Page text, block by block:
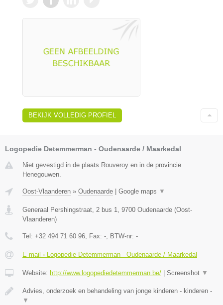
BEKIJK VOLLEDIG PROFIEL
Logopedie Detemmerman - Oudenaarde / Maarkedal
Niet gevestigd in de plaats Rouveroy en in de provincie
Henegouwen.
Oost-Vlaanderen » Oudenaarde Google maps ▼
Generaal Pershingstraat, 2 bus 1, 9700 Oudenaarde (Oost-
Vlaanderen)
Tel: +32 494 71 60 96, Fax: -, BTW-nr: -
E-mail › Logopedie Detemmerman - Oudenaarde / Maarkedal
Website: http://www.logopediedetemmerman.be/ Screenshot ▼
Advies, onderzoek en behandeling van jonge kinderen - kinderen -
▼